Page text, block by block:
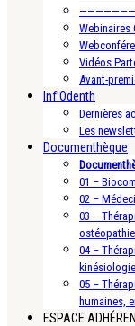
Webinaires
Vidéos
Avant-
Inf’Odenth
Dernières
Les
Documenthèque
01 –
02 –
03 –
04 –
05 –
humaines,
ESPACE